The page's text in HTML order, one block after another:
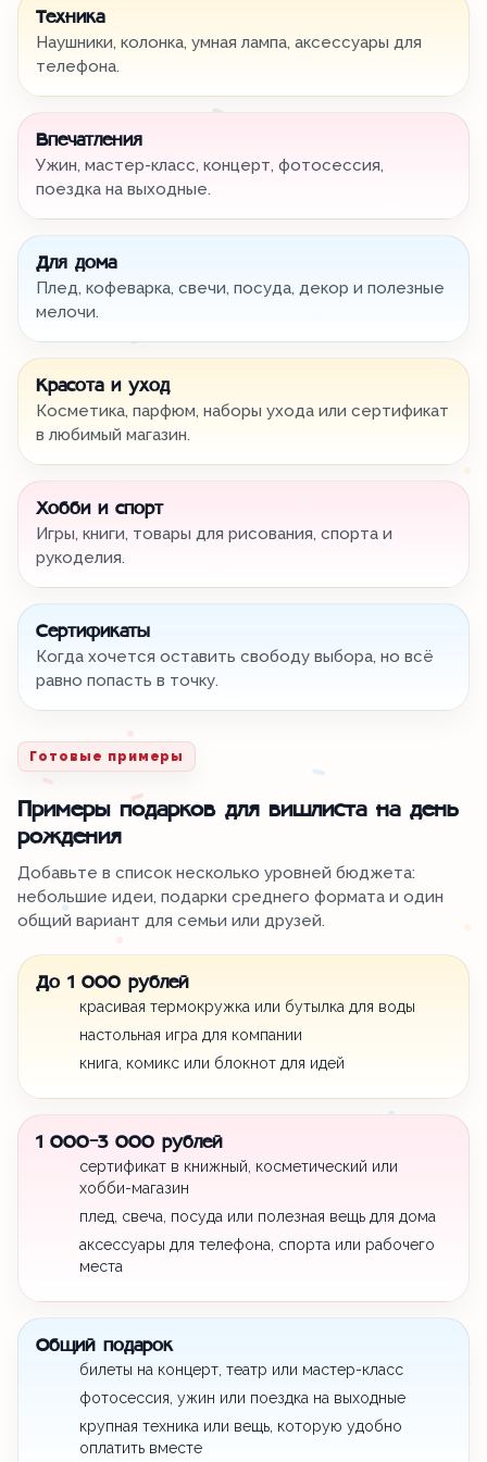
Техника
Наушники, колонка, умная лампа, аксессуары для
телефона.
Впечатления
Ужин, мастер-класс, концерт, фотосессия,
поездка на выходные.
Для дома
Плед, кофеварка, свечи, посуда, декор и полезные
мелочи.
Красота и уход
Косметика, парфюм, наборы ухода или сертификат
в любимый магазин.
Хобби и спорт
Игры, книги, товары для рисования, спорта и
рукоделия.
Сертификаты
Когда хочется оставить свободу выбора, но всё
равно попасть в точку.
Готовые примеры
Примеры подарков для вишлиста на день
рождения
Добавьте в список несколько уровней бюджета:
небольшие идеи, подарки среднего формата и один
общий вариант для семьи или друзей.
До 1 000 рублей
красивая термокружка или бутылка для воды
настольная игра для компании
книга, комикс или блокнот для идей
1 000-3 000 рублей
сертификат в книжный, косметический или
хобби-магазин
плед, свеча, посуда или полезная вещь для дома
аксессуары для телефона, спорта или рабочего
места
Общий подарок
билеты на концерт, театр или мастер-класс
фотосессия, ужин или поездка на выходные
крупная техника или вещь, которую удобно
оплатить вместе